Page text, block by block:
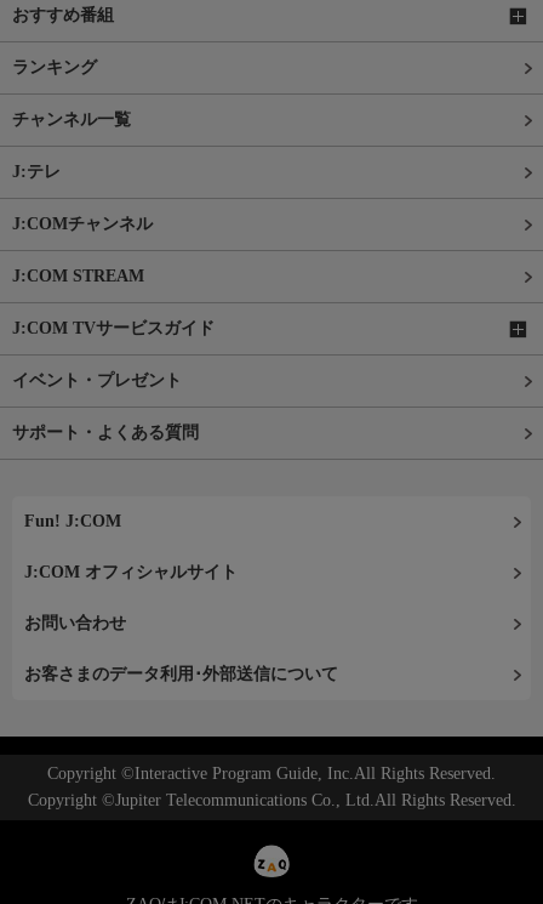
おすすめ番組
ランキング
チャンネル一覧
J:テレ
J:COMチャンネル
J:COM STREAM
J:COM TVサービスガイド
イベント・プレゼント
サポート・よくある質問
Fun! J:COM
J:COM オフィシャルサイト
お問い合わせ
お客さまのデータ利用･外部送信について
Copyright ©Interactive Program Guide, Inc.All Rights Reserved.
Copyright ©Jupiter Telecommunications Co., Ltd.All Rights Reserved.